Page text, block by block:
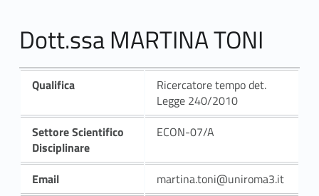
Dott.ssa MARTINA TONI
Qualifica
Ricercatore tempo det.
Legge 240/2010
Settore Scientifico
Disciplinare
ECON-07/A
Email
martina.toni@uniroma3.it